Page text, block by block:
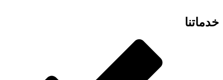
خدماتنا